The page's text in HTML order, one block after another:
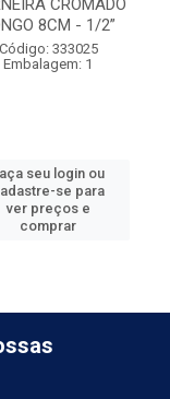
CROMADO
8CM - 1/2”
Código: 333025
Embalagem: 1
seu login ou
se para
ver preços e
comprar